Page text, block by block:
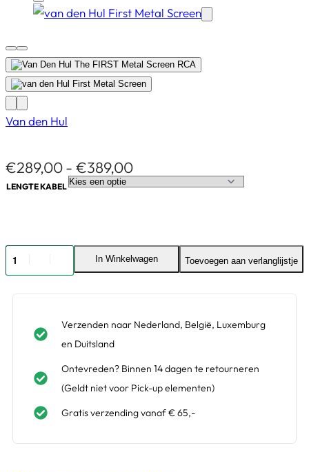
Van den Hul
€289,00 €389,00
LENGTE KABEL
In Winkelwagen Toevoegen aan verlanglijstje
Verzenden naar Nederland, België, Luxemburg
en Duitsland
Ontevreden? Binnen 14 dagen te retourneren
(Geldt niet voor Pick-up elementen)
Gratis verzending vanaf € 65,-